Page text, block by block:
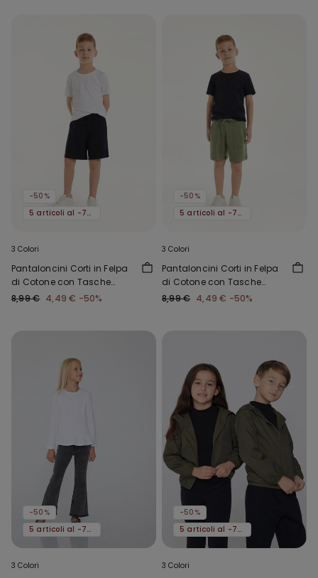
-50%
5 articoli al -70%
3 Colori
Pantaloncini Corti in Felpa
di Cotone con Tasche
Bimbo
8,99 € 4,49 € -50%
-50%
5 articoli al -70%
3 Colori
Pantaloncini Corti in Felpa
di Cotone con Tasche
Bimbo
8,99 € 4,49 € -50%
-50%
5 articoli al -70%
3 Colori
-50%
5 articoli al -70%
3 Colori